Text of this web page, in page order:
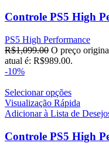
Controle PS5 High
PS5 High Performance
R$1,099.00 O preço
atual é: R$989.00.
-10%
Selecionar opções
Visualização Rápida
Adicionar à Lista de
Controle PS5 High